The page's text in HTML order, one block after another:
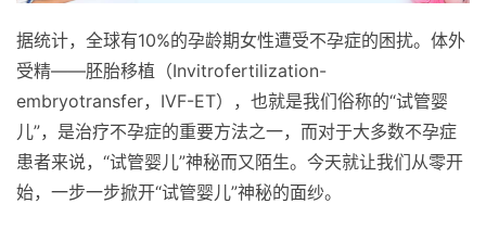
据统计，全球有10%的孕龄期女性遭受不孕症的困扰。体外
受精——胚胎移植（Invitrofertilization-
embryotransfer，IVF-ET），也就是我们俗称的“试管婴
儿”，是治疗不孕症的重要方法之一，而对于大多数不孕症
患者来说，“试管婴儿”神秘而又陌生。今天就让我们从零开
始，一步一步掀开“试管婴儿”神秘的面纱。